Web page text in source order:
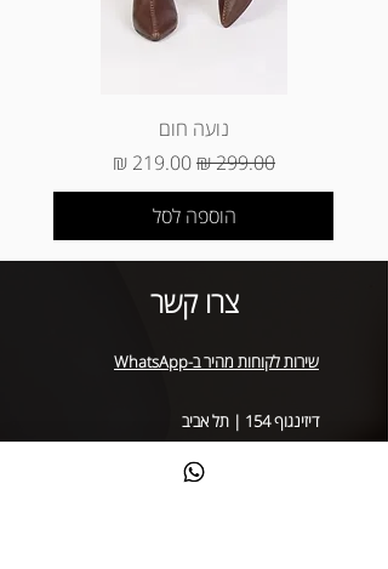
מסכום הפריטים שהוחזרו (עמלת ביטול
הוא עד 3 ימי עסקים מיום קבלת המוצר
נועה חום
מחיר רגיל מחיר מבצע
הוספה לסל
צרו קשר
שירות לקוחות מהיר ב-WhatsApp
דיזינגוף 154 | תל אביב